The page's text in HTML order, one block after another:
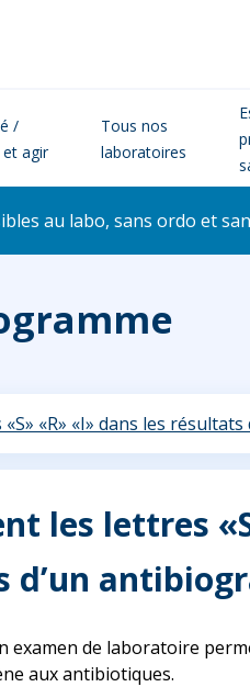
/
et agir
Tous nos
laboratoires
au labo, sans ordo et
«R» «I» dans les
les lettres
d’un
examen de laboratoire
aux antibiotiques.